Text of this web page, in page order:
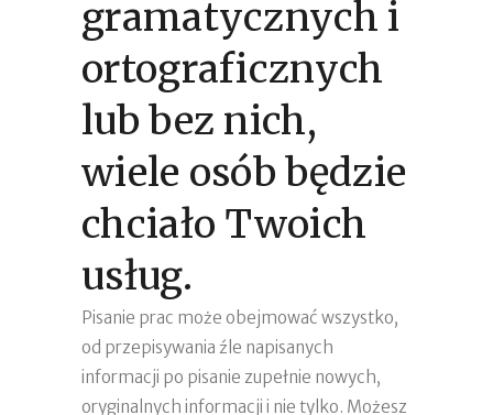
gramatycznych i
ortograficznych
lub bez nich,
wiele osób będzie
chciało Twoich
usług.
Pisanie prac może obejmować wszystko,
od przepisywania źle napisanych
informacji po pisanie zupełnie nowych,
oryginalnych informacji i nie tylko. Możesz